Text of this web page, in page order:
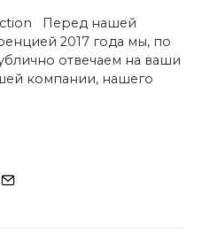
Перед нашей
2017 года мы, по
отвечаем на ваши
компании, нашего